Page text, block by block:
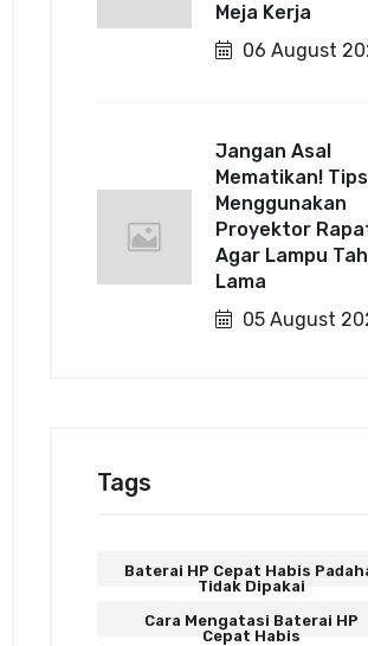
Meja Kerja
06 August
Jangan Asal
Mematikan! Tips
Menggunakan
Proyektor
Agar Lampu
Lama
05 August
Tags
Baterai HP Cepat Habis
Tidak Dipakai
Cara Mengatasi Baterai HP
Cepat Habis